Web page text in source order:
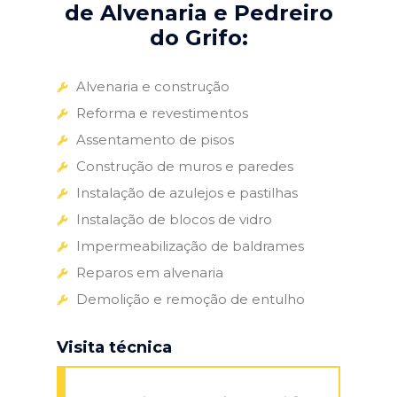
de Alvenaria e Pedreiro
do Grifo:
Alvenaria e construção
Reforma e revestimentos
Assentamento de pisos
Construção de muros e paredes
Instalação de azulejos e pastilhas
Instalação de blocos de vidro
Impermeabilização de baldrames
Reparos em alvenaria
Demolição e remoção de entulho
Visita técnica